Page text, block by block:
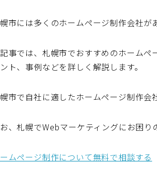
市には多くのホームページ制作会社が
事では、札幌市でおすすめのホーム
ト、事例などを詳しく解説します。
市で自社に適したホームページ制作会
、札幌でWebマーケティングにお困り
ムページ制作について無料で相談する